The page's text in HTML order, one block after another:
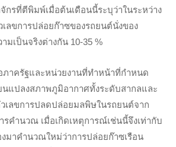
กรที่ตีพิมพ์เมื่อต้นเดือนนี้ระบุว่าในระหว่าง
เลขการปล่อยก๊าซของรถยนต์นั่งของ
มเป็นจริงต่างกัน 10-35 %
ภาครัฐและหน่วยงานที่ทำหน้าที่กำหนด
นแปลงสภาพภูมิอากาศทั้งระดับสากลและ
เลขการปลดปล่อยมลพิษในรถยนต์จาก
คำนวณ เมื่อเกิดเหตุการณ์เช่นนี้จึงเท่ากับ
มาคำนวณใหม่ว่าการปล่อยก๊าซเรือน